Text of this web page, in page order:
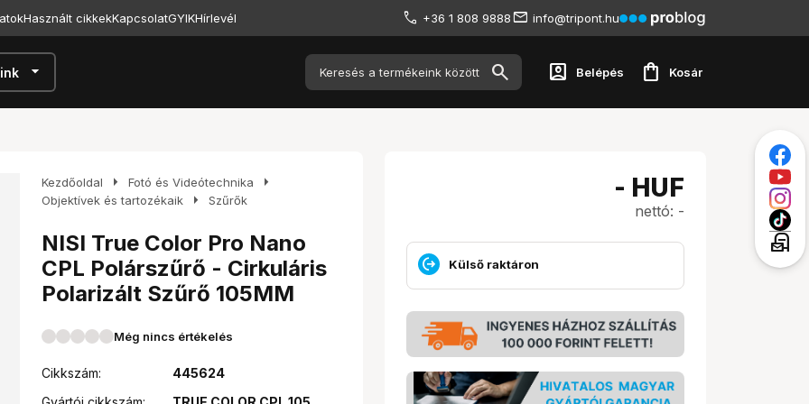
Használt cikkekKapcsolatGYIKHírlevél +36 1 808 9888 info@tripont.hu
arrow_drop_down account_box Belépés shopping_bag Kosár
Kezdőoldal arrow_right Fotó és Videótechnika arrow_right
Objektívek és tartozékaik arrow_right Szűrők
NISI True Color Pro Nano
CPL Polárszűrő - Cirkuláris
Polarizált Szűrő 105MM
Még nincs értékelés
Cikkszám:
445624
- HUF
nettó: -
Külső raktáron
local_post_office